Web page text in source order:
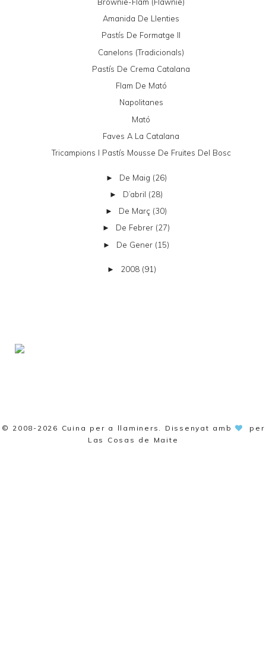
Amanida De Llenties
Pastís De Formatge II
Canelons (tradicionals)
Pastís De Crema Catalana
Flam De Mató
Napolitanes
Mató
Faves A La Catalana
Tricampions I Pastís Mousse De Fruites Del Bosc
► De Maig (26)
► D’abril (28)
► De Març (30)
► De Febrer (27)
► De Gener (15)
► 2008 (91)
© 2008-2026 Cuina per a llaminers . Dissenyat amb
per
Las Cosas de Maite